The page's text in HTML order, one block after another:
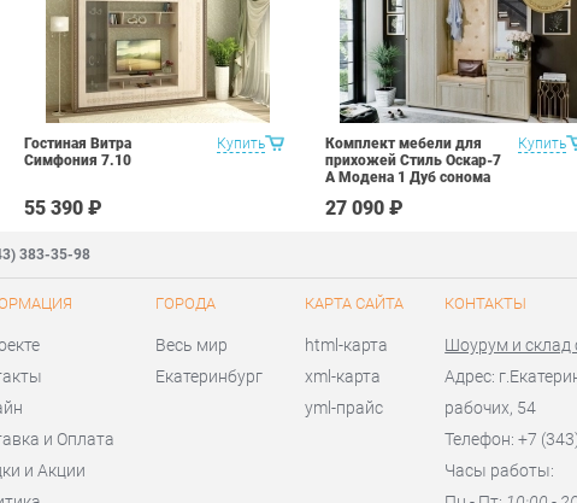
Купить
Гостиная Витра
Симфония 7.10
55 390 ₽
Купить
Комплект мебели для
прихожей Стиль Оскар-7
А Модена 1 Дуб сонома
27 090 ₽
383-35-98
и Оплата
и Акции
ГОРОДА
Весь мир
Екатеринбург
КАРТА САЙТА
html-карта
xml-карта
yml-прайс
КОНТАКТЫ
Шоурум и
Адрес:
рабочих, 54
Телефон: +7
Часы работы: